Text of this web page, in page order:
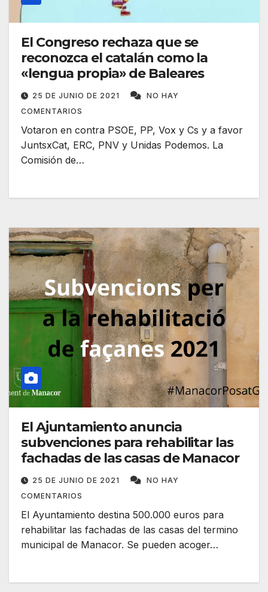
El Congreso rechaza que se
reconozca el catalán como la
«lengua propia» de Baleares
25 DE JUNIO DE 2021
NO HAY
COMENTARIOS
Votaron en contra PSOE, PP, Vox y Cs y a favor
JuntsxCat, ERC, PNV y Unidas Podemos. La
Comisión de…
El Ajuntamiento anuncia
subvenciones para rehabilitar las
fachadas de las casas de Manacor
25 DE JUNIO DE 2021
NO HAY
COMENTARIOS
El Ayuntamiento destina 500.000 euros para
rehabilitar las fachadas de las casas del termino
municipal de Manacor. Se pueden acoger…